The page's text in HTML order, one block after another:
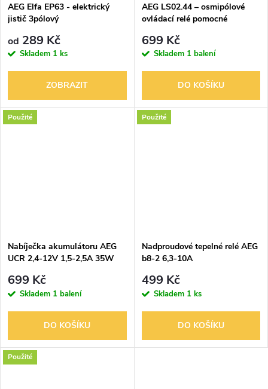
AEG Elfa EP63 - elektrický
jistič 3pólový
od 289 Kč
Skladem 1 ks
ZOBRAZIT
AEG LS02.44 – osmipólové
ovládací relé pomocné
699 Kč
Skladem 1 balení
DO KOŠÍKU
Použité
Nabíječka akumulátoru AEG
UCR 2,4-12V 1,5-2,5A 35W
699 Kč
Skladem 1 balení
DO KOŠÍKU
Použité
Nadproudové tepelné relé AEG
b8-2 6,3-10A
499 Kč
Skladem 1 ks
DO KOŠÍKU
Použité